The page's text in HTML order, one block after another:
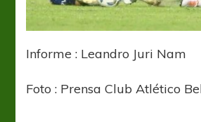
Informe : Leandro Juri Nam
Foto : Prensa Club Atlético